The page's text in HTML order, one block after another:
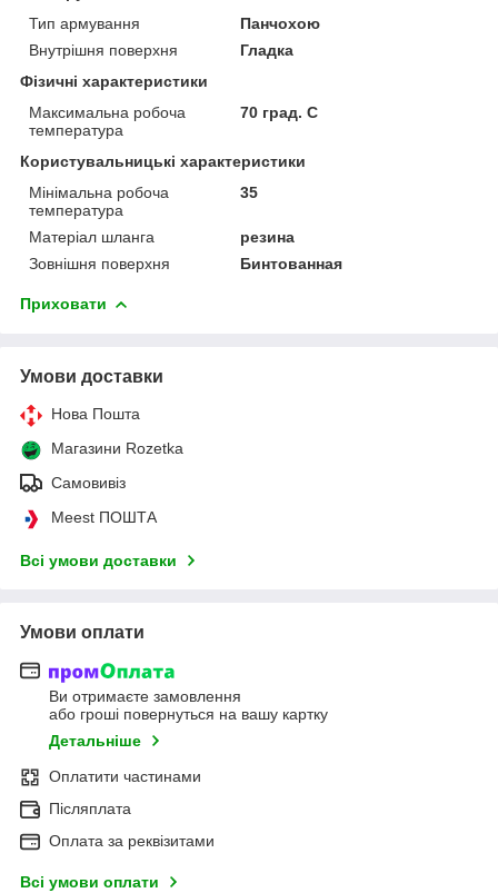
Тип армування
Панчохою
Внутрішня поверхня
Гладка
Фізичні характеристики
Максимальна робоча
температура
70 град. C
Користувальницькі характеристики
Мінімальна робоча
температура
35
Матеріал шланга
резина
Зовнішня поверхня
Бинтованная
Приховати
Умови доставки
Нова Пошта
Магазини Rozetka
Самовивіз
Meest ПОШТА
Всі умови доставки
Умови оплати
Ви отримаєте замовлення
або гроші повернуться на вашу картку
Детальніше
Оплатити частинами
Післяплата
Оплата за реквізитами
Всі умови оплати